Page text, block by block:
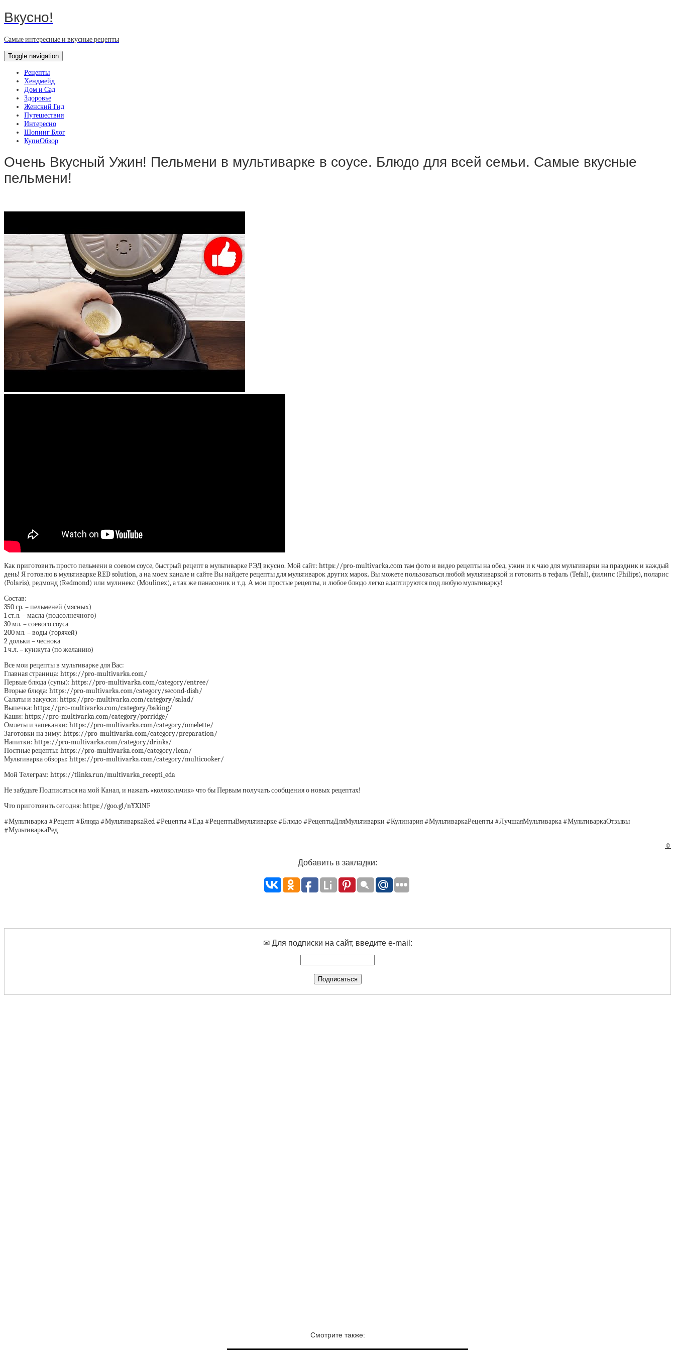
Вкусно!
Самые интересные и вкусные рецепты
Toggle navigation
Рецепты
Хендмейд
Дом и Сад
Здоровье
Женский Гид
Путешествия
Интересно
Шопинг Блог
КупиОбзор
Очень Вкусный Ужин! Пельмени в мультиварке в соусе. Блюдо для всей семьи. Самые вкусные
пельмени!
Как приготовить просто пельмени в соевом соусе, быстрый рецепт в мультиварке РЭД вкусно. Мой сайт: https://pro-multivarka.com там фото и видео рецепты на обед, ужин и к чаю для мультиварки на праздник и каждый
день! Я готовлю в мультиварке RED solution, а на моем канале и сайте Вы найдете рецепты для мультиварок других марок. Вы можете пользоваться любой мультиваркой и готовить в тефаль (Tefal), филипс (Philips), поларис
(Polaris), редмонд (Redmond) или мулинекс (Moulinex), а так же панасоник и т.д. А мои простые рецепты, и любое блюдо легко адаптируются под любую мультиварку!
Состав:
350 гр. – пельменей (мясных)
1 ст.л. – масла (подсолнечного)
30 мл. – соевого соуса
200 мл. – воды (горячей)
2 дольки – чеснока
1 ч.л. – кунжута (по желанию)
Все мои рецепты в мультиварке для Вас:
Главная страница: https://pro-multivarka.com/
Первые блюда (супы): https://pro-multivarka.com/category/entree/
Вторые блюда: https://pro-multivarka.com/category/second-dish/
Салаты и закуски: https://pro-multivarka.com/category/salad/
Выпечка: https://pro-multivarka.com/category/baking/
Каши: https://pro-multivarka.com/category/porridge/
Омлеты и запеканки: https://pro-multivarka.com/category/omelette/
Заготовки на зиму: https://pro-multivarka.com/category/preparation/
Напитки: https://pro-multivarka.com/category/drinks/
Постные рецепты: https://pro-multivarka.com/category/lean/
Мультиварка обзоры: https://pro-multivarka.com/category/multicooker/
Мой Телеграм: https://tlinks.run/multivarka_recepti_eda
Не забудьте Подписаться на мой Канал, и нажать «колокольчик» что бы Первым получать сообщения о новых рецептах!
Что приготовить сегодня: https://goo.gl/nYX1NF
#Мультиварка #Рецепт #Блюда #МультиваркаRed #Рецепты #Еда #РецептыВмультиварке #Блюдо #РецептыДляМультиварки #Кулинария #МультиваркаРецепты #ЛучшаяМультиварка #МультиваркаОтзывы
#МультиваркаРед
©
Добавить в закладки:
✉ Для подписки на сайт, введите e-mail:
Смотрите также: